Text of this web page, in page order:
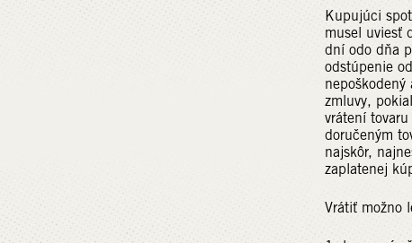
Kupujúci
musel uviesť
dní odo dňa
odstúpenie
zmluvy,
vrátení
doručeným
najskôr,
zaplatenej
Vrátiť možno